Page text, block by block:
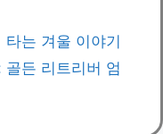
는 겨울 이야기
든 리트리버 엄